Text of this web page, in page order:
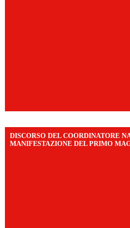
DISCORSO DEL COORDINATORE
MANIFESTAZIONE DEL PRIMO